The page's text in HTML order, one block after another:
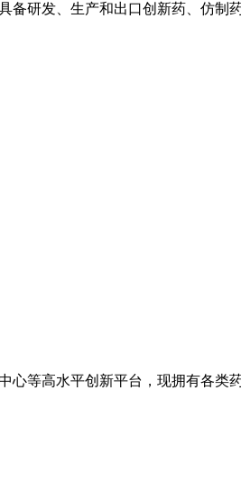
研发、生产和出口创新药、仿
等高水平创新平台，现拥有各类